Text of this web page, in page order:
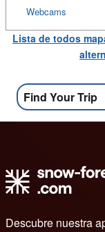
Webcams
Lista de todos
Find Your Trip
Descubre nuestra